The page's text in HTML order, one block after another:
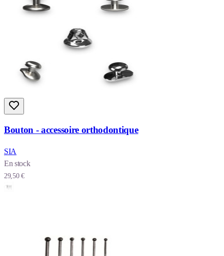
Bouton - accessoire orthodontique
SIA
En stock
29,50 €